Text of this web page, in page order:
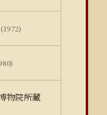
(1972)
物院所藏